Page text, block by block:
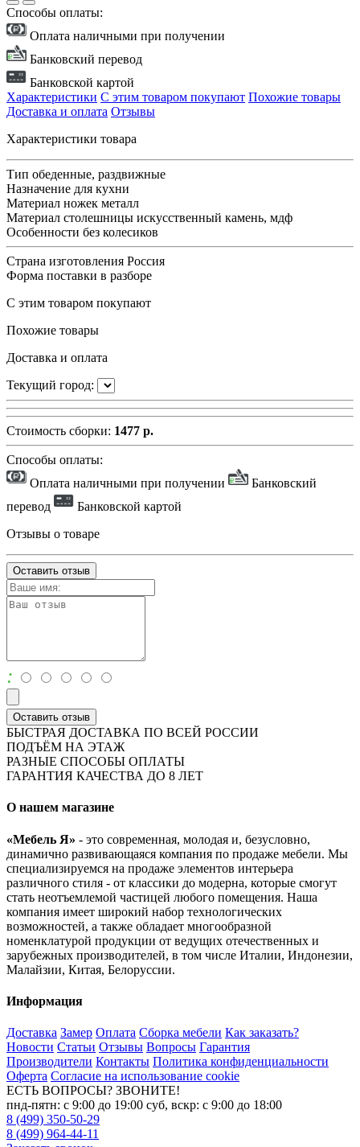
Способы оплаты:
Оплата наличными при получении
Банковский перевод
Банковской картой
Характеристики С этим товаром покупают Похожие товары
Доставка и оплата Отзывы
Характеристики товара
Тип обеденные, раздвижные
Назначение для кухни
Материал ножек металл
Материал столешницы искусственный камень, мдф
Особенности без колесиков
Страна изготовления Россия
Форма поставки в разборе
С этим товаром покупают
Похожие товары
Доставка и оплата
Текущий город:
Стоимость сборки: 1477 р.
Способы оплаты:
Оплата наличными при получении
Банковский
перевод
Банковской картой
Отзывы о товаре
Оставить отзыв
:
Оставить отзыв
БЫСТРАЯ ДОСТАВКА ПО ВСЕЙ РОССИИ
ПОДЪЁМ НА ЭТАЖ
РАЗНЫЕ СПОСОБЫ ОПЛАТЫ
ГАРАНТИЯ КАЧЕСТВА ДО 8 ЛЕТ
О нашем магазине
«Мебель Я» - это современная, молодая и, безусловно,
динамично развивающаяся компания по продаже мебели. Мы
специализируемся на продаже элементов интерьера
различного стиля - от классики до модерна, которые смогут
стать неотъемлемой частицей любого помещения. Наша
компания имеет широкий набор технологических
возможностей, а также обладает многообразной
номенклатурой продукции от ведущих отечественных и
зарубежных производителей, в том числе Италии, Индонезии,
Малайзии, Китая, Белоруссии.
Информация
Доставка Замер Оплата Сборка мебели Как заказать?
Новости Статьи Отзывы Вопросы Гарантия
Производители Контакты Политика конфиденциальности
Оферта Согласие на использование cookie
ЕСТЬ ВОПРОСЫ? ЗВОНИТЕ!
пнд-пятн: с 9:00 до 19:00 суб, вскр: с 9:00 до 18:00
8 (499) 350-50-29
8 (499) 964-44-11